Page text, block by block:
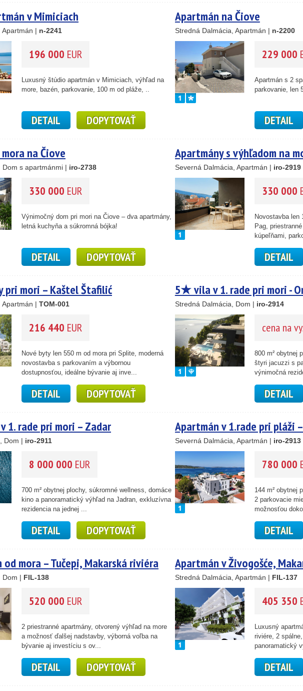
1
26
17
55
45
10
5
2
v Mimiciach
Apartmán | n-2241
196 000 EUR
Luxusný štúdio apartmán v Mimiciach, výhľad na
more, bazén, parkovanie, 100 m od pláže, ..
DETAIL DOPYTOVAŤ
Apartmán na Čiove
Stredná Dalmácia, Apartmán | n-2200
229 000
Apartmán s 2
parkovanie, len
DETAIL
na Čiove
s apartmánmi | iro-2738
330 000 EUR
Výnimočný dom pri mori na Čiove – dva apartmány,
letná kuchyňa a súkromná bójka!
DETAIL DOPYTOVAŤ
Apartmány s výhľadom na
Severná Dalmácia, Apartmán | iro-2919
330 000
Novostavba len
Pag,
kúpeľňami,
DETAIL
pri mori – Kaštel Štafilić
Apartmán | TOM-001
216 440 EUR
Nové byty len 550 m od mora pri Splite, moderná
novostavba s parkovaním a výbornou
dostupnosťou, ideálne bývanie aj inve...
DETAIL DOPYTOVAŤ
5★ vila v 1. rade pri mori -
Stredná Dalmácia, Dom | iro-2914
cena na
800 m² obytnej
štyri jacuzzi s
výnimočná
DETAIL
1. rade pri mori – Zadar
Dom | iro-2911
8 000 000 EUR
700 m² obytnej plochy, súkromné wellness, domáce
kino a panoramatický výhľad na Jadran, exkluzívna
rezidencia na jednej ...
DETAIL DOPYTOVAŤ
Apartmán v 1.rade pri pláži
Severná Dalmácia, Apartmán | iro-2913
780 000
144 m² obytnej
2 parkovacie
možnosťou
DETAIL
od mora – Tučepi, Makarská riviéra
Dom | FIL-138
520 000 EUR
2 priestranné apartmány, otvorený výhľad na more
a možnosť ďalšej nadstavby, výborná voľba na
bývanie aj investíciu s ov...
DETAIL DOPYTOVAŤ
Apartmán v Živogošće,
Stredná Dalmácia, Apartmán | FIL-137
405 350
Luxusný
riviére, 2
panoramatický
DETAIL